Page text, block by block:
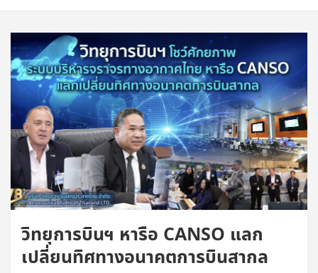
วิทยุการบินฯ หารือ CANSO แลก
เปลี่ยนทิศทางอนาคตการบินสากล